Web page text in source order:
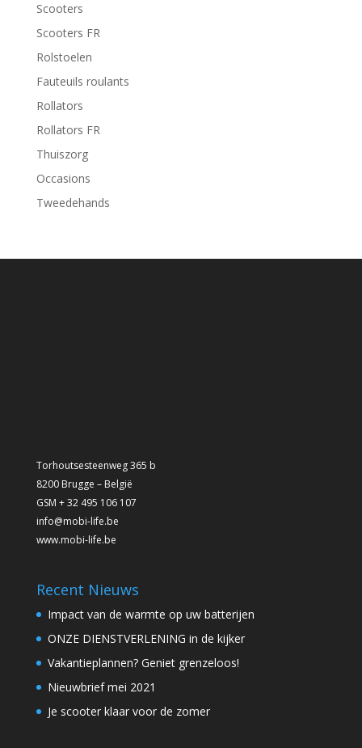
Scooters
Scooters FR
Rolstoelen
Fauteuils roulants
Rollators
Rollators FR
Thuiszorg
Occasions
Tweedehands
Torhoutsesteenweg 365 b
8200 Brugge – België
GSM + 32 495 106 107
info@mobi-life.be
www.mobi-life.be
Recent Nieuws
Impact van de warmte op uw batterijen
ONZE DIENSTVERLENING in de kijker
Vakantieplannen? Geniet grenzeloos!
Nieuwbrief mei 2021
Je scooter klaar voor de zomer